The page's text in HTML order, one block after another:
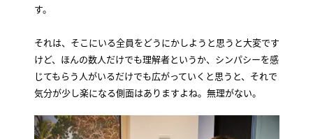
す。
それは、そこにいる全員をどうにかしようと思うと大変です
けど、ほんの数人だけでも理解者というか、シンパシーを感
じてもらう人がいるだけでも広がっていくと思うと、それで
気分が少し楽になる側面はありますよね。無理がない。